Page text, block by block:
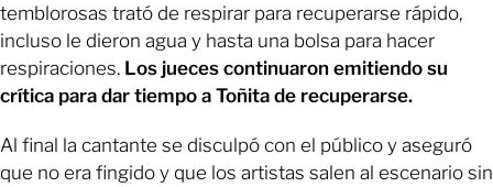
temblorosas trató de respirar para recuperarse rápido,
incluso le dieron agua y hasta una bolsa para hacer
respiraciones. Los jueces continuaron emitiendo su
crítica para dar tiempo a Toñita de recuperarse.
Al final la cantante se disculpó con el público y aseguró
que no era fingido y que los artistas salen al escenario sin